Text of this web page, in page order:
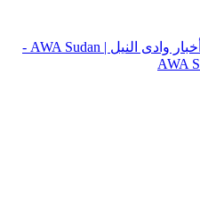
أخبار وادى النيل | AWA Sudan -